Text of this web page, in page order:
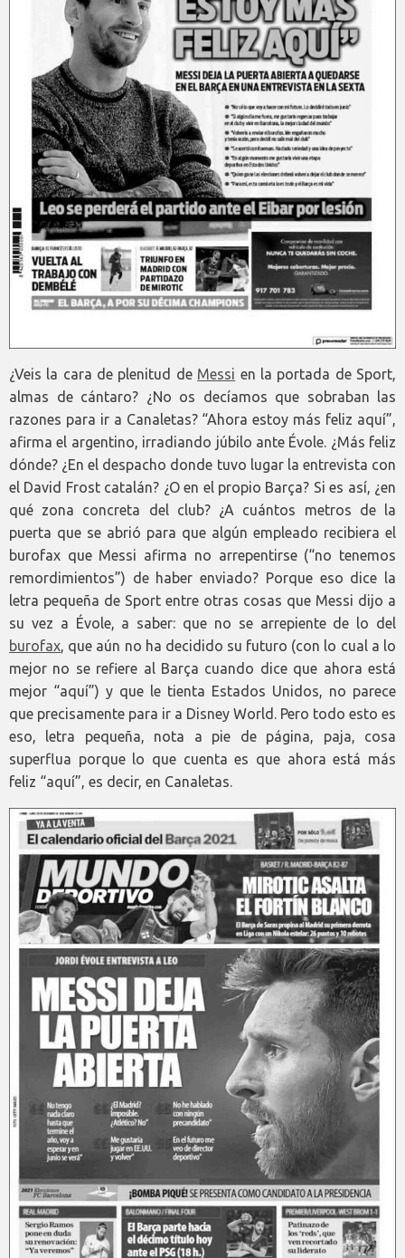
¿Veis la cara de plenitud de Messi en la portada de Sport,
almas de cántaro? ¿No os decíamos que sobraban las
razones para ir a Canaletas? “Ahora estoy más feliz aquí”,
afirma el argentino, irradiando júbilo ante Évole. ¿Más feliz
dónde? ¿En el despacho donde tuvo lugar la entrevista con
el David Frost catalán? ¿O en el propio Barça? Si es así, ¿en
qué zona concreta del club? ¿A cuántos metros de la
puerta que se abrió para que algún empleado recibiera el
burofax que Messi afirma no arrepentirse (“no tenemos
remordimientos”) de haber enviado? Porque eso dice la
letra pequeña de Sport entre otras cosas que Messi dijo a
su vez a Évole, a saber: que no se arrepiente de lo del
burofax , que aún no ha decidido su futuro (con lo cual a lo
mejor no se refiere al Barça cuando dice que ahora está
mejor “aquí”) y que le tienta Estados Unidos, no parece
que precisamente para ir a Disney World. Pero todo esto es
eso, letra pequeña, nota a pie de página, paja, cosa
superflua porque lo que cuenta es que ahora está más
feliz “aquí”, es decir, en Canaletas.